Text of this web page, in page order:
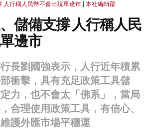
人行稱人民幣不會出現單邊市 | 本社編輯部
儲備支撐 人行稱人民
邊市
長劉國強表示，人行近年積累
衝擊，具有充足政策工具儲
力，也不會太「佛系」，當局
合理使用政策工具，有信心、
護外匯市場平穩運